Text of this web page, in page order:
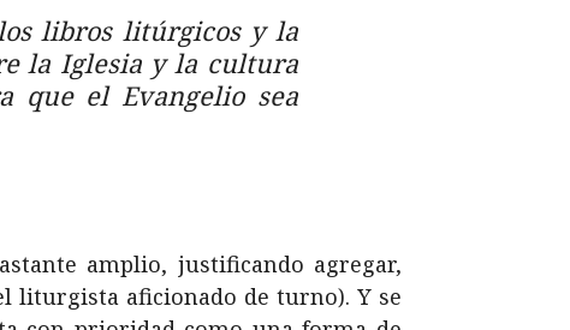
libros litúrgicos y la
la Iglesia y la cultura
que el Evangelio sea
amplio, justificando agregar,
liturgista aficionado de turno). Y se